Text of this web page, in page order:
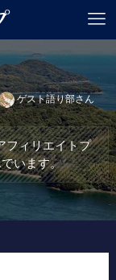
ゲスト語り部さん
フィリエイトプ
います。